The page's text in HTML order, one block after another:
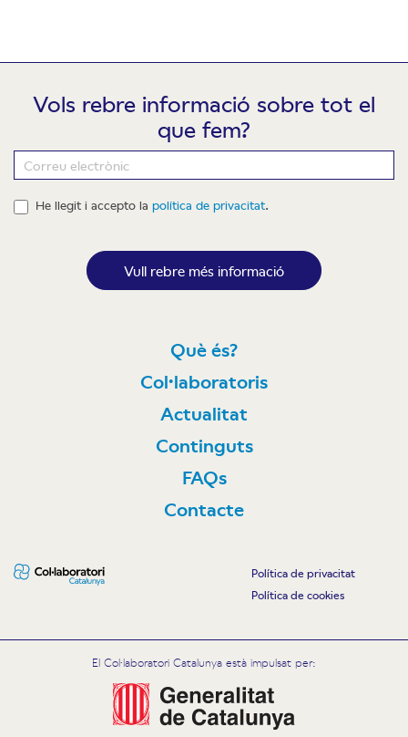
Vols rebre informació sobre tot el
que fem?
Newsletter
He llegit i accepto la política de privacitat.
Vull rebre més informació
Què és?
Col·laboratoris
Actualitat
Continguts
FAQs
Contacte
Política de privacitat
Política de cookies
El Col·laboratori Catalunya està impulsat per: